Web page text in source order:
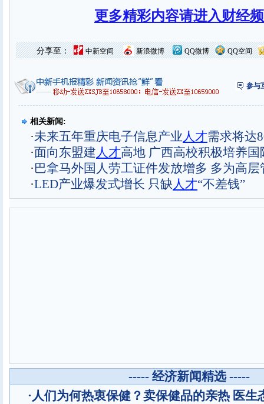
更多精彩内容请进入财经
QQ空间
QQ微博
新浪微博
中新空间
分享至：
参与
相关新闻:
·未来五年重庆电子信息产业人才需求将达
·面向东盟建人才高地 广西高校积极培养国
·巴拿马外国人劳工证件发放增多 多为高层
·LED产业爆发式增长 只缺人才“不差钱”
----- 经济新闻精选 -----
·人们为何热衷保健？卖保健品的亲热 医生